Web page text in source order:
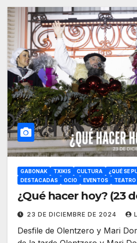
GABONAK TXIKIS CULTURA
¿QUÉ SE
DESTACADAS
OCIO EVENTOS TEATRO
¿Qué hacer hoy? (23
23 DE DICIEMBRE DE 2024
Desfile de Olentzero y Mari